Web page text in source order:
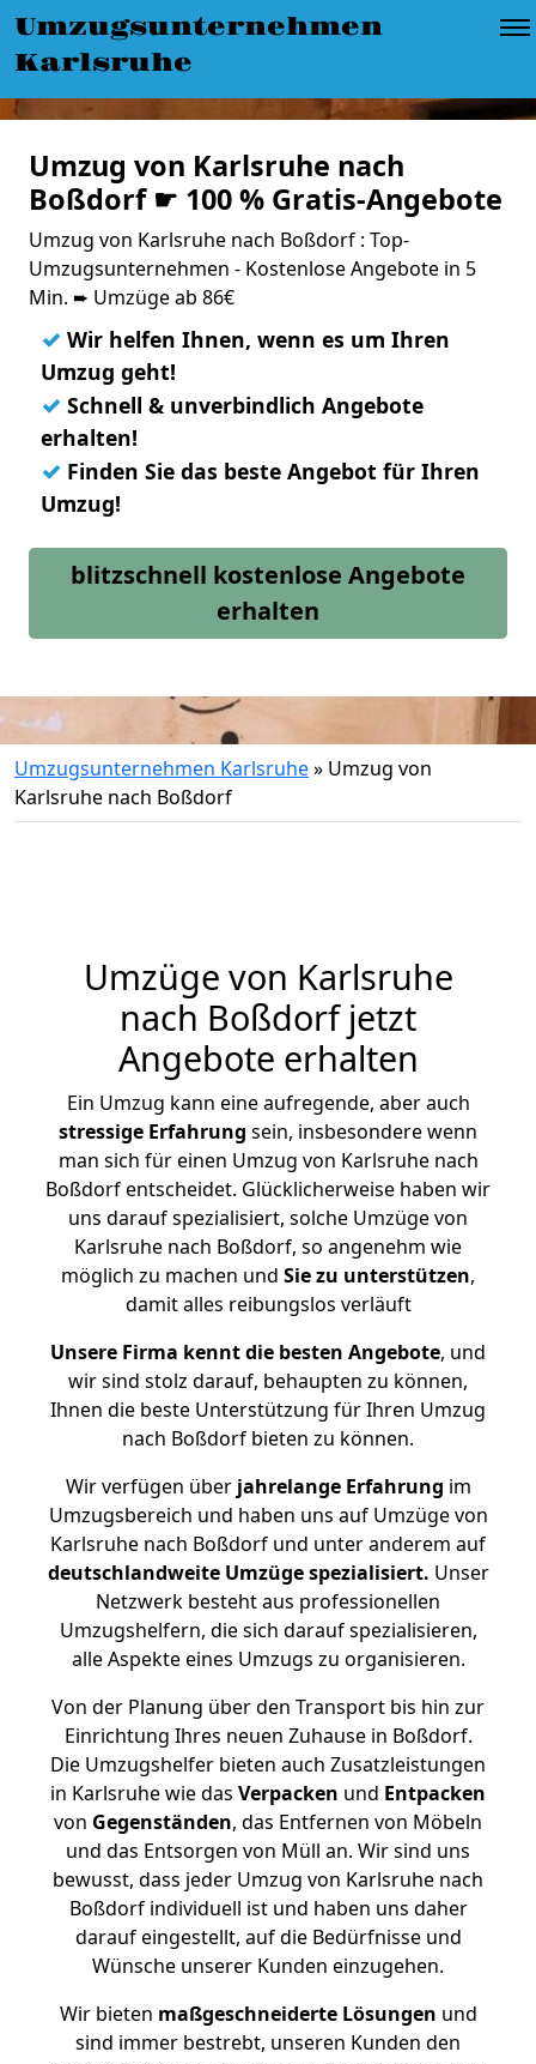
Umzugsunternehmen
Karlsruhe
Umzug von Karlsruhe nach
Boßdorf ☛ 100 % Gratis-Angebote
Umzug von Karlsruhe nach Boßdorf : Top-
Umzugsunternehmen - Kostenlose Angebote in 5
Min. ➨ Umzüge ab 86€
✓ Wir helfen Ihnen, wenn es um Ihren
Umzug geht!
✓ Schnell & unverbindlich Angebote
erhalten!
✓ Finden Sie das beste Angebot für Ihren
Umzug!
blitzschnell kostenlose Angebote
erhalten
Umzugsunternehmen Karlsruhe» Umzug von
Karlsruhe nach Boßdorf
Umzüge von Karlsruhe
nach Boßdorf jetzt
Angebote erhalten
Ein Umzug kann eine aufregende, aber auch
stressige Erfahrung sein, insbesondere wenn
man sich für einen Umzug von Karlsruhe nach
Boßdorf entscheidet. Glücklicherweise haben wir
uns darauf spezialisiert, solche Umzüge von
Karlsruhe nach Boßdorf, so angenehm wie
möglich zu machen und Sie zu unterstützen,
damit alles reibungslos verläuft
Unsere Firma kennt die besten Angebote, und
wir sind stolz darauf, behaupten zu können,
Ihnen die beste Unterstützung für Ihren Umzug
nach Boßdorf bieten zu können.
Wir verfügen überjahrelange Erfahrung im
Umzugsbereich und haben uns auf Umzüge von
Karlsruhe nach Boßdorf und unter anderem auf
deutschlandweite Umzüge spezialisiert. Unser
Netzwerk besteht aus professionellen
Umzugshelfern, die sich darauf spezialisieren,
alle Aspekte eines Umzugs zu organisieren.
Von der Planung über den Transport bis hin zur
Einrichtung Ihres neuen Zuhause in Boßdorf.
Die Umzugshelfer bieten auch Zusatzleistungen
in Karlsruhe wie das Verpacken und Entpacken
von Gegenständen, das Entfernen von Möbeln
und das Entsorgen von Müll an. Wir sind uns
bewusst, dass jeder Umzug von Karlsruhe nach
Boßdorf individuell ist und haben uns daher
darauf eingestellt, auf die Bedürfnisse und
Wünsche unserer Kunden einzugehen.
Wir bieten maßgeschneiderte Lösungen und
sind immer bestrebt, unseren Kunden den